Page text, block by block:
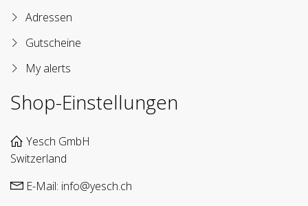
Adressen
Gutscheine
My alerts
Shop-Einstellungen
Yesch GmbH
Switzerland
E-Mail: info@yesch.ch